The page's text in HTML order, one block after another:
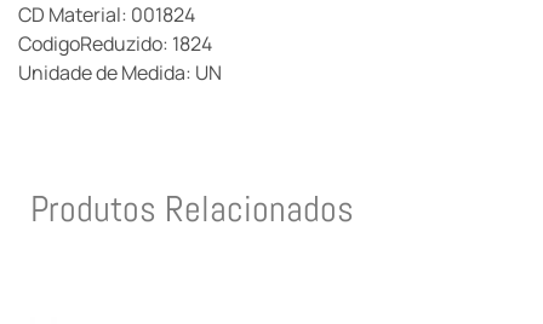
CD Material: 001824
CodigoReduzido: 1824
Unidade de Medida: UN
Produtos Relacionados